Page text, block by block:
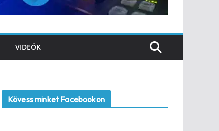
VIDEÓK
Kövess minket Facebookon